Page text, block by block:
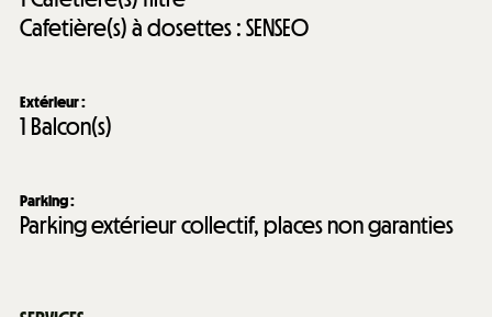
Cafetière(s) à dosettes :SENSEO
Extérieur:
1 Balcon(s)
Parking:
Parking extérieur collectif, places non garanties